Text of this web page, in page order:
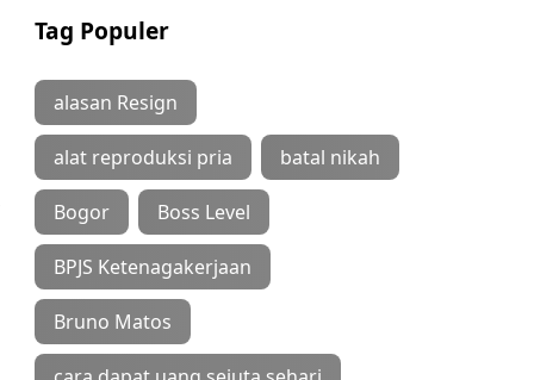
Tag Populer
alasan Resign
alat reproduksi pria batal nikah
Bogor Boss Level
BPJS Ketenagakerjaan
Bruno Matos